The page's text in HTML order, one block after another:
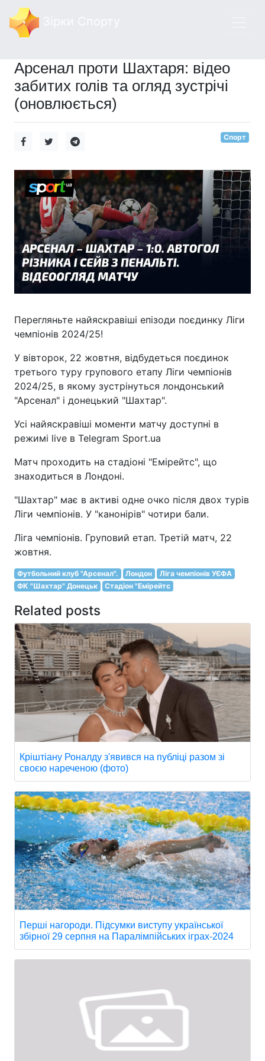
Арсенал проти Шахтаря: відео
забитих голів та огляд зустрічі
(оновлюється)
Спорт
Перегляньте найяскравіші епізоди поєдинку Ліги
чемпіонів 2024/25!
У вівторок, 22 жовтня, відбудеться поєдинок
третього туру групового етапу Ліги чемпіонів
2024/25, в якому зустрінуться лондонський
"Арсенал" і донецький "Шахтар".
Усі найяскравіші моменти матчу доступні в
режимі live в Telegram Sport.ua
Матч проходить на стадіоні "Емірейтс", що
знаходиться в Лондоні.
"Шахтар" має в активі одне очко після двох турів
Ліги чемпіонів. У "канонірів" чотири бали.
Ліга чемпіонів. Груповий етап. Третій матч, 22
жовтня.
Футбольний клуб "Арсенал". Лондон
Ліга чемпіонів УЄФА
ФК "Шахтар" Донецьк
Стадіон "Емірейтс
Related posts
Кріштіану Роналду з'явився на публіці разом зі
своєю нареченою (фото)
Перші нагороди. Підсумки виступу української
збірної 29 серпня на Паралімпійських іграх-2024